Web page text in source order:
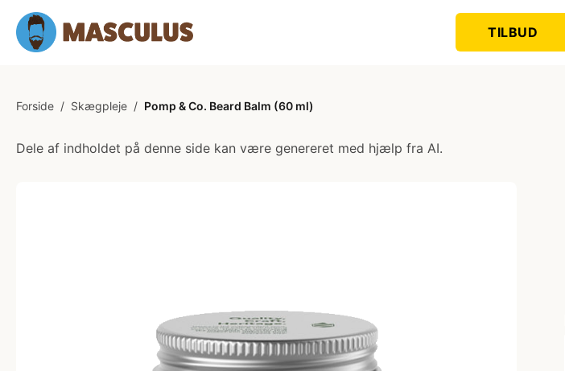
TILBUD
Forside / Skægpleje / Pomp & Co. Beard Balm (60 ml)
Dele af indholdet på denne side kan være genereret med hjælp fra AI.